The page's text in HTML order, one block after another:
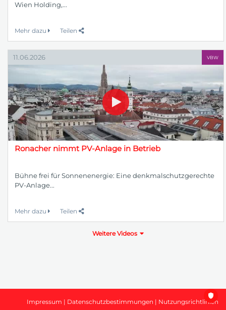
Wien Holding,...
Mehr dazu Teilen
11.06.2026 VBW
Ronacher nimmt PV-Anlage in Betrieb
Bühne frei für Sonnenenergie: Eine denkmalschutzgerechte
PV-Anlage...
Mehr dazu Teilen
Weitere Videos
Impressum | Datenschutzbestimmungen | Nutzungsrichtlinien